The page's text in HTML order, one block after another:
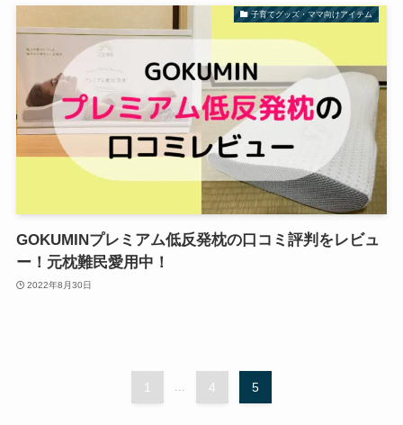
子育てグッズ・ママ向けアイテム
GOKUMINプレミアム低反発枕の口コミ評判をレビュ
ー！元枕難民愛用中！
2022年8月30日
1 ... 4 5